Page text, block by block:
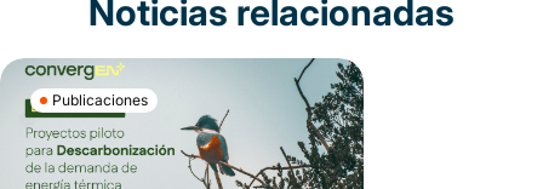
Noticias relacionadas
Publicaciones